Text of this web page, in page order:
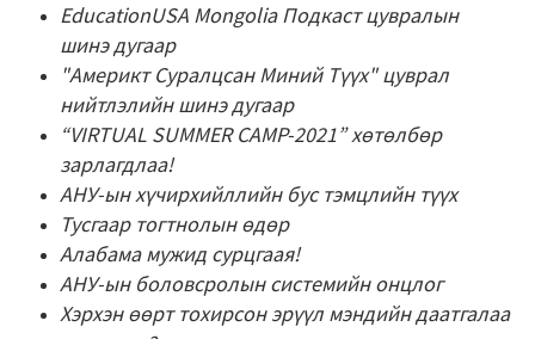
EducationUSA Mongolia Подкаст цувралын
шинэ дугаар
"Америкт Суралцсан Миний Түүх" цуврал
нийтлэлийн шинэ дугаар
“VIRTUAL SUMMER CAMP-2021” хөтөлбөр
зарлагдлаа!
АНУ-ын хүчирхийллийн бус тэмцлийн түүх
Тусгаар тогтнолын өдөр
Алабама мужид сурцгаая!
АНУ-ын боловсролын системийн онцлог
Хэрхэн өөрт тохирсон эрүүл мэндийн даатгалаа